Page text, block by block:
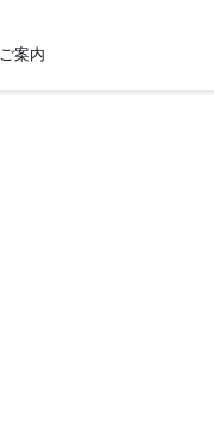
案内